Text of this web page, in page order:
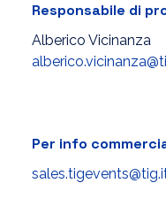
Responsabile di
Alberico Vicinanza
Per info